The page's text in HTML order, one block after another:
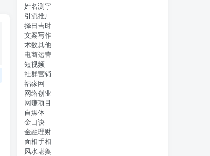
姓名测字
引流推广
择日吉时
文案写作
术数其他
电商运营
短视频
社群营销
福缘网
网络创业
网赚项目
自媒体
金口诀
金融理财
面相手相
风水堪舆